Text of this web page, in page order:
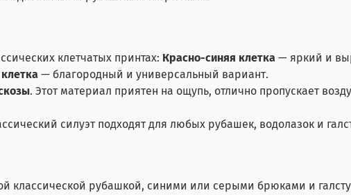
клетчатых принтах: Красно-синяя клетка — яркий и
— благородный и универсальный вариант.
. Этот материал приятен на ощупь, отлично пропускает
силуэт подходят для любых рубашек, водолазок и
классической рубашкой, синими или серыми брюками и